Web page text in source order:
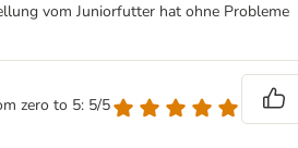
vom Juniorfutter hat ohne Probleme
zero to 5: 5/5